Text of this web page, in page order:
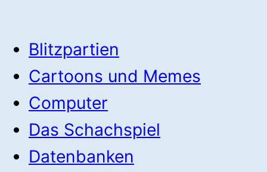
Blitzpartien
Cartoons und Memes
Computer
Das Schachspiel
Datenbanken